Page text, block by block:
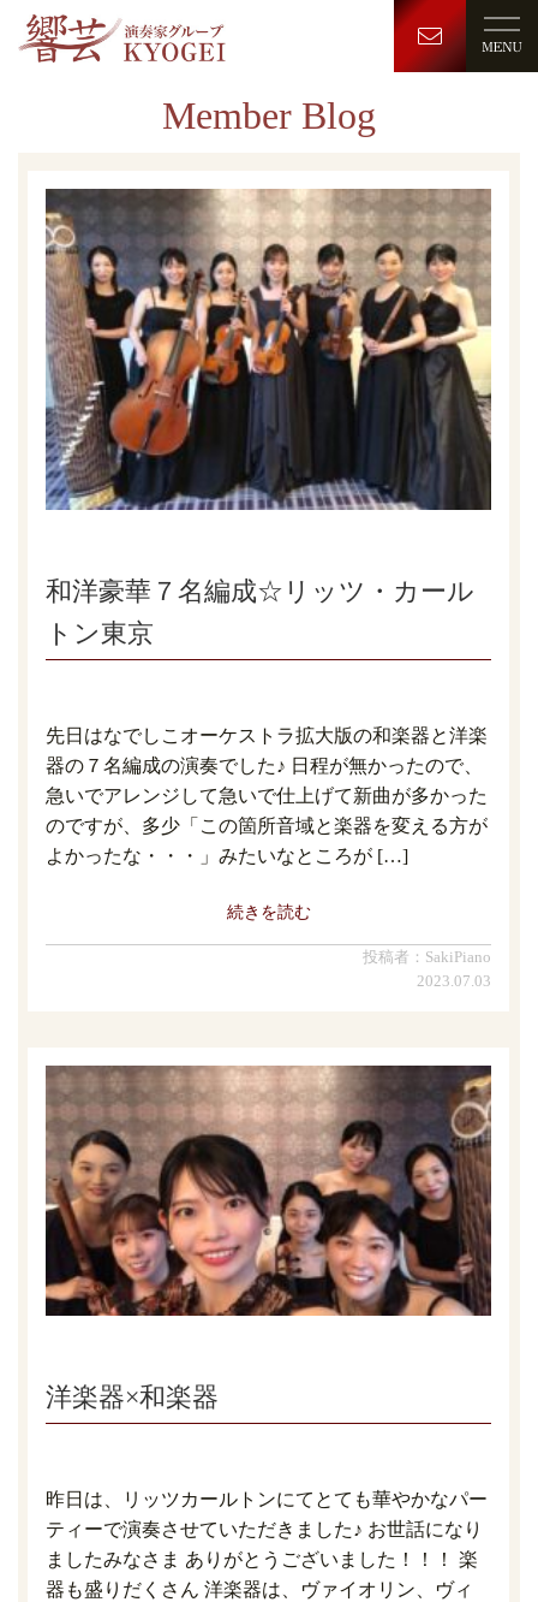
Member Blog
和洋豪華７名編成☆リッツ・カール
トン東京
先日はなでしこオーケストラ拡大版の和楽器と洋楽
器の７名編成の演奏でした♪ 日程が無かったので、
急いでアレンジして急いで仕上げて新曲が多かった
のですが、多少「この箇所音域と楽器を変える方が
よかったな・・・」みたいなところが […]
続きを読む
投稿者：SakiPiano
2023.07.03
洋楽器×和楽器
昨日は、リッツカールトンにてとても華やかなパー
ティーで演奏させていただきました♪ お世話になり
ましたみなさま ありがとうございました！！！ 楽
器も盛りだくさん 洋楽器は、ヴァイオリン、ヴィ